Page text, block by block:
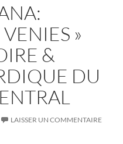
»
&
DU
LAISSER UN COMMENTAIRE